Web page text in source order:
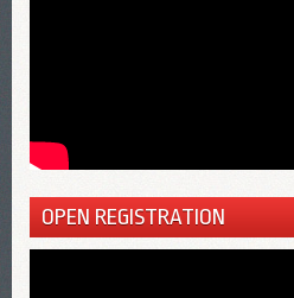
OPEN REGISTRATION